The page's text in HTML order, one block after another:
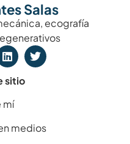
Salas
ecografía
sitio
mí
medios